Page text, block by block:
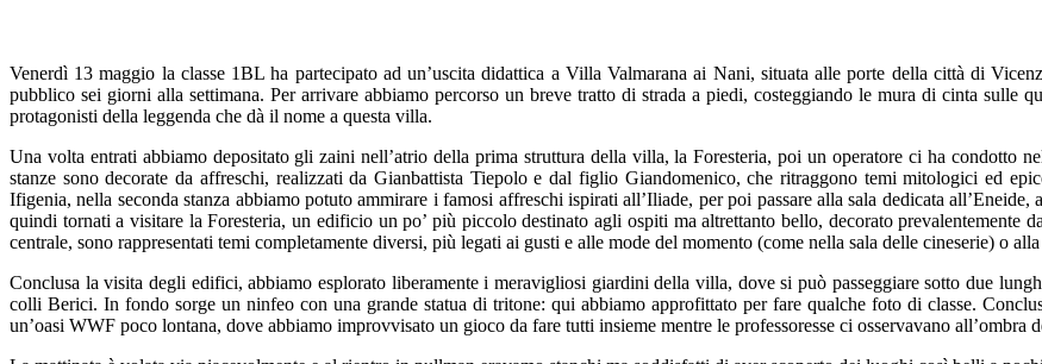
Venerdì 13 maggio la classe 1BL ha partecipato ad un’uscita didattica a Villa Valmarana ai Nani, situata alle porte della città di
pubblico sei giorni alla settimana. Per arrivare abbiamo percorso un breve tratto di strada a piedi, costeggiando le mura di cinta sulle
protagonisti della leggenda che dà il nome a questa villa.
Una volta entrati abbiamo depositato gli zaini nell’atrio della prima struttura della villa, la Foresteria, poi un operatore ci ha condotto
stanze sono decorate da affreschi, realizzati da Gianbattista Tiepolo e dal figlio Giandomenico, che ritraggono temi mitologici ed
Ifigenia, nella seconda stanza abbiamo potuto ammirare i famosi affreschi ispirati all’Iliade, per poi passare alla sala dedicata
quindi tornati a visitare la Foresteria, un edificio un po’ più piccolo destinato agli ospiti ma altrettanto bello, decorato prevalentemente
centrale, sono rappresentati temi completamente diversi, più legati ai gusti e alle mode del momento (come nella sala delle cineserie) o
Conclusa la visita degli edifici, abbiamo esplorato liberamente i meravigliosi giardini della villa, dove si può passeggiare sotto due
colli Berici. In fondo sorge un ninfeo con una grande statua di tritone: qui abbiamo approfittato per fare qualche foto di classe.
un’oasi WWF poco lontana, dove abbiamo improvvisato un gioco da fare tutti insieme mentre le professoresse ci osservavano all’ombra